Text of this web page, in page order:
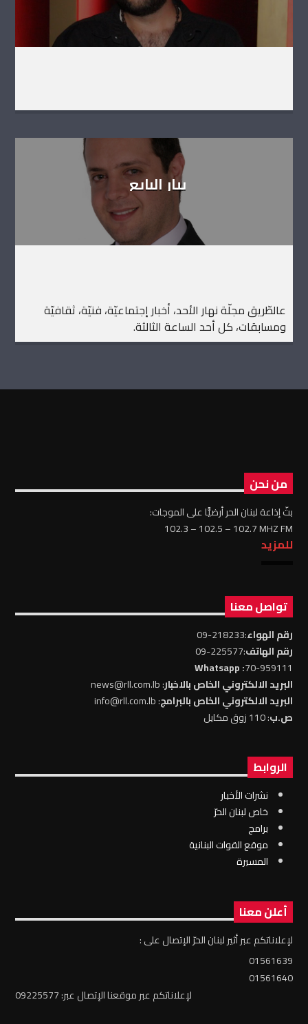
بيار البايع
عالطّريق مجلّة نهار الأحد، أخبار إجتماعيّة، فنيّة، ثقافيّة
ومسابقات، كل أحد الساعة الثالثة.
من نحن
بثّ إذاعة لبنان الحر أرضيًّا على الموجات:
102.3 – 102.5 – 102.7 MHZ FM
للمزيد
تواصل معنا
رقم الهواء:218233-09
رقم الهاتف:225577-09
70-959111
: Whatsapp
البريد الالكتروني الخاص بالاخبار: news@rll.com.lb
البريد الالكتروني الخاص بالبرامج: info@rll.com.lb
ص.ب: 110 زوق مكايل
الروابط
نشرات الأخبار
خاص لبنان الحرّ
برامج
موقع القوات البنانية
المسيرة
أعلن معنا
لإعلاناتكم عبر أثير لبنان الحرّ الإتصال على :
01561639
01561640
لإعلاناتكم عبر موقعنا الإتصال عبر: 09225577